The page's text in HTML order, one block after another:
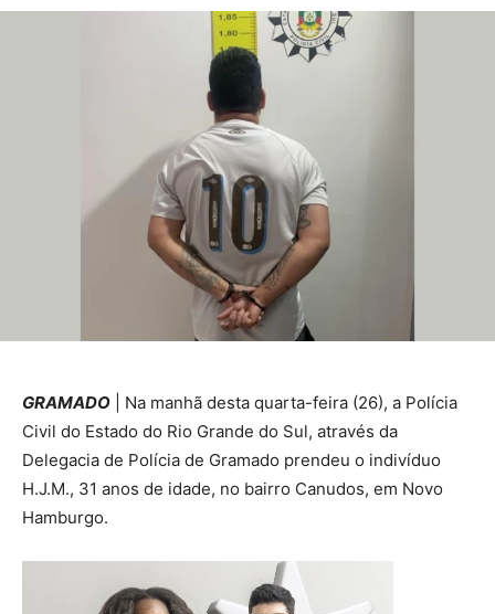
GRAMADO | Na manhã desta quarta-feira (26), a Polícia
Civil do Estado do Rio Grande do Sul, através da
Delegacia de Polícia de Gramado prendeu o indivíduo
H.J.M., 31 anos de idade, no bairro Canudos, em Novo
Hamburgo.